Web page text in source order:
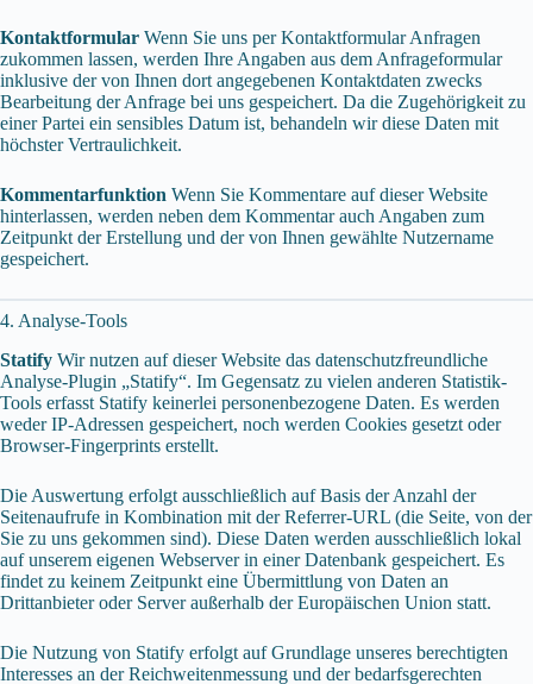
Kontaktformular Wenn Sie uns per Kontaktformular Anfragen
zukommen lassen, werden Ihre Angaben aus dem Anfrageformular
inklusive der von Ihnen dort angegebenen Kontaktdaten zwecks
Bearbeitung der Anfrage bei uns gespeichert. Da die Zugehörigkeit zu
einer Partei ein sensibles Datum ist, behandeln wir diese Daten mit
höchster Vertraulichkeit.
Kommentarfunktion Wenn Sie Kommentare auf dieser Website
hinterlassen, werden neben dem Kommentar auch Angaben zum
Zeitpunkt der Erstellung und der von Ihnen gewählte Nutzername
gespeichert.
4. Analyse-Tools
Statify Wir nutzen auf dieser Website das datenschutzfreundliche
Analyse-Plugin „Statify“. Im Gegensatz zu vielen anderen Statistik-
Tools erfasst Statify keinerlei personenbezogene Daten. Es werden
weder IP-Adressen gespeichert, noch werden Cookies gesetzt oder
Browser-Fingerprints erstellt.
Die Auswertung erfolgt ausschließlich auf Basis der Anzahl der
Seitenaufrufe in Kombination mit der Referrer-URL (die Seite, von der
Sie zu uns gekommen sind). Diese Daten werden ausschließlich lokal
auf unserem eigenen Webserver in einer Datenbank gespeichert. Es
findet zu keinem Zeitpunkt eine Übermittlung von Daten an
Drittanbieter oder Server außerhalb der Europäischen Union statt.
Die Nutzung von Statify erfolgt auf Grundlage unseres berechtigten
Interesses an der Reichweitenmessung und der bedarfsgerechten